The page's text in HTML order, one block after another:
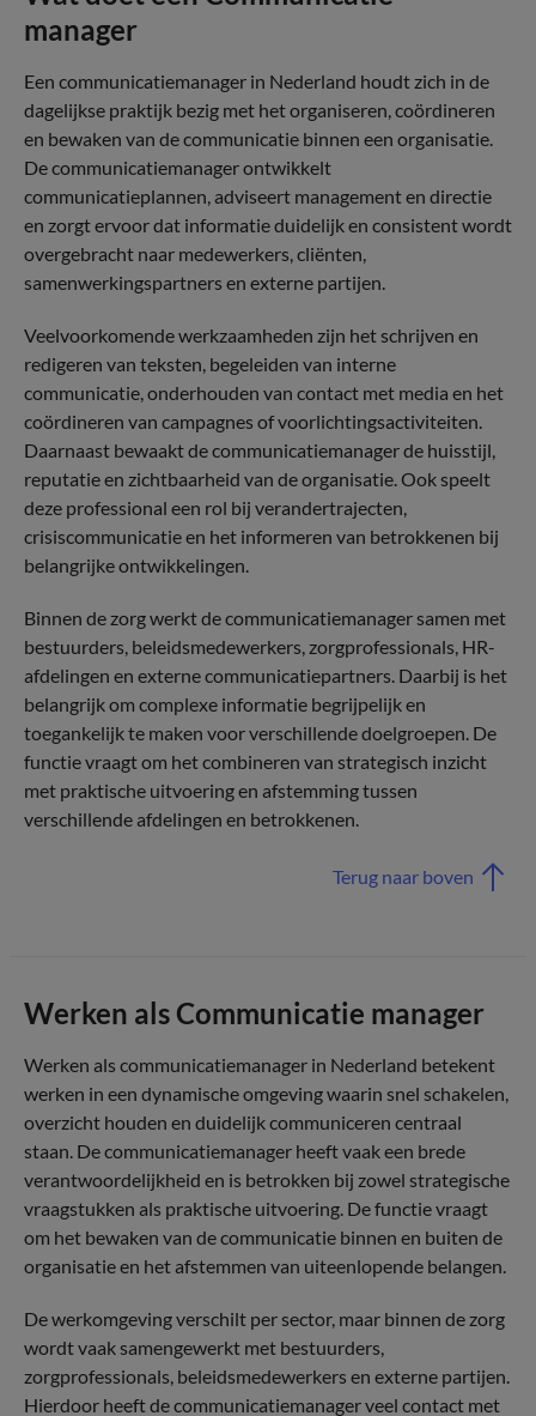
manager
Een communicatiemanager in Nederland houdt zich in de
dagelijkse praktijk bezig met het organiseren, coördineren
en bewaken van de communicatie binnen een organisatie.
De communicatiemanager ontwikkelt
communicatieplannen, adviseert management en directie
en zorgt ervoor dat informatie duidelijk en consistent wordt
overgebracht naar medewerkers, cliënten,
samenwerkingspartners en externe partijen.
Veelvoorkomende werkzaamheden zijn het schrijven en
redigeren van teksten, begeleiden van interne
communicatie, onderhouden van contact met media en het
coördineren van campagnes of voorlichtingsactiviteiten.
Daarnaast bewaakt de communicatiemanager de huisstijl,
reputatie en zichtbaarheid van de organisatie. Ook speelt
deze professional een rol bij verandertrajecten,
crisiscommunicatie en het informeren van betrokkenen bij
belangrijke ontwikkelingen.
Binnen de zorg werkt de communicatiemanager samen met
bestuurders, beleidsmedewerkers, zorgprofessionals, HR-
afdelingen en externe communicatiepartners. Daarbij is het
belangrijk om complexe informatie begrijpelijk en
toegankelijk te maken voor verschillende doelgroepen. De
functie vraagt om het combineren van strategisch inzicht
met praktische uitvoering en afstemming tussen
verschillende afdelingen en betrokkenen.
Terug naar boven
Werken als Communicatie manager
Werken als communicatiemanager in Nederland betekent
werken in een dynamische omgeving waarin snel schakelen,
overzicht houden en duidelijk communiceren centraal
staan. De communicatiemanager heeft vaak een brede
verantwoordelijkheid en is betrokken bij zowel strategische
vraagstukken als praktische uitvoering. De functie vraagt
om het bewaken van de communicatie binnen en buiten de
organisatie en het afstemmen van uiteenlopende belangen.
De werkomgeving verschilt per sector, maar binnen de zorg
wordt vaak samengewerkt met bestuurders,
zorgprofessionals, beleidsmedewerkers en externe partijen.
Hierdoor heeft de communicatiemanager veel contact met